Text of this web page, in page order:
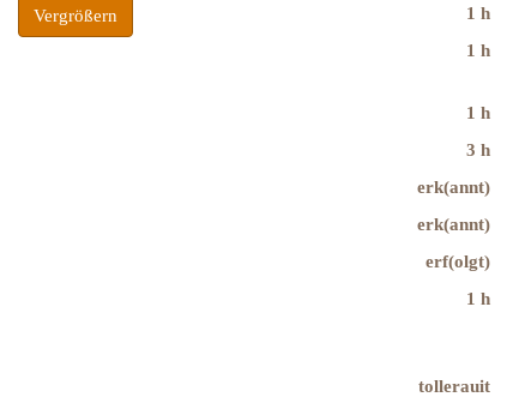
Vergrößern
1 h
1 h
1 h
3 h
erk(annt)
erk(annt)
erf(olgt)
1 h
tollerauit